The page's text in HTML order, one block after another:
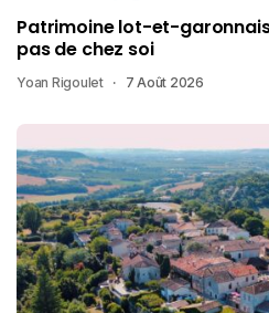
Patrimoine lot-et-
pas de chez soi
Yoan Rigoulet 7 Août 2026